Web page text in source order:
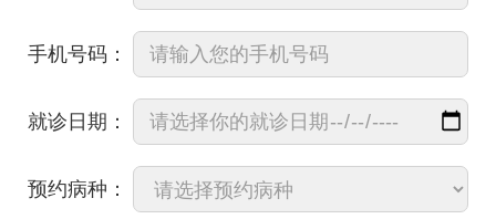
手机号码：
就诊日期：
预约病种：